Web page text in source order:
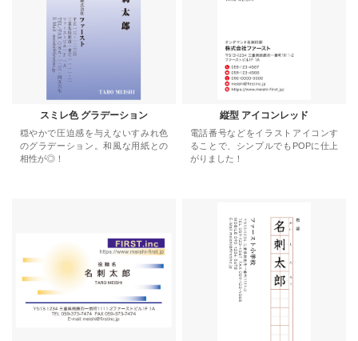
スミレ色 グラデーション
穏やかで圧迫感を与えないすみれ色
のグラデーション。和風な用紙との
相性が◎！
縦型 アイコンレッド
電話番号などをイラストアイコンす
ることで、シンプルでもPOPに仕上
がりました！